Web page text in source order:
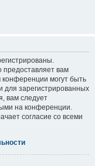
предоставляет вам
могут быть
для зарегистрированных
вам следует
на конференции.
согласие со всеми